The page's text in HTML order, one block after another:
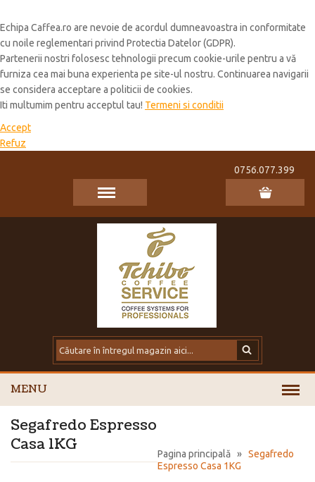
Echipa Caffea.ro are nevoie de acordul dumneavoastra in conformitate
cu noile reglementari privind Protectia Datelor (GDPR).
Partenerii nostri folosesc tehnologii precum cookie-urile pentru a vă
furniza cea mai buna experienta pe site-ul nostru. Continuarea navigarii
se considera acceptare a politicii de cookies.
Iti multumim pentru acceptul tau! Termeni si conditii
Accept
Refuz
0756.077.399
MENU
Pagina principală » Segafredo
Espresso Casa 1KG
Segafredo Espresso
Casa 1KG